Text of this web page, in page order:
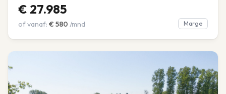
€ 27.985
of vanaf: € 580 /mnd Marge